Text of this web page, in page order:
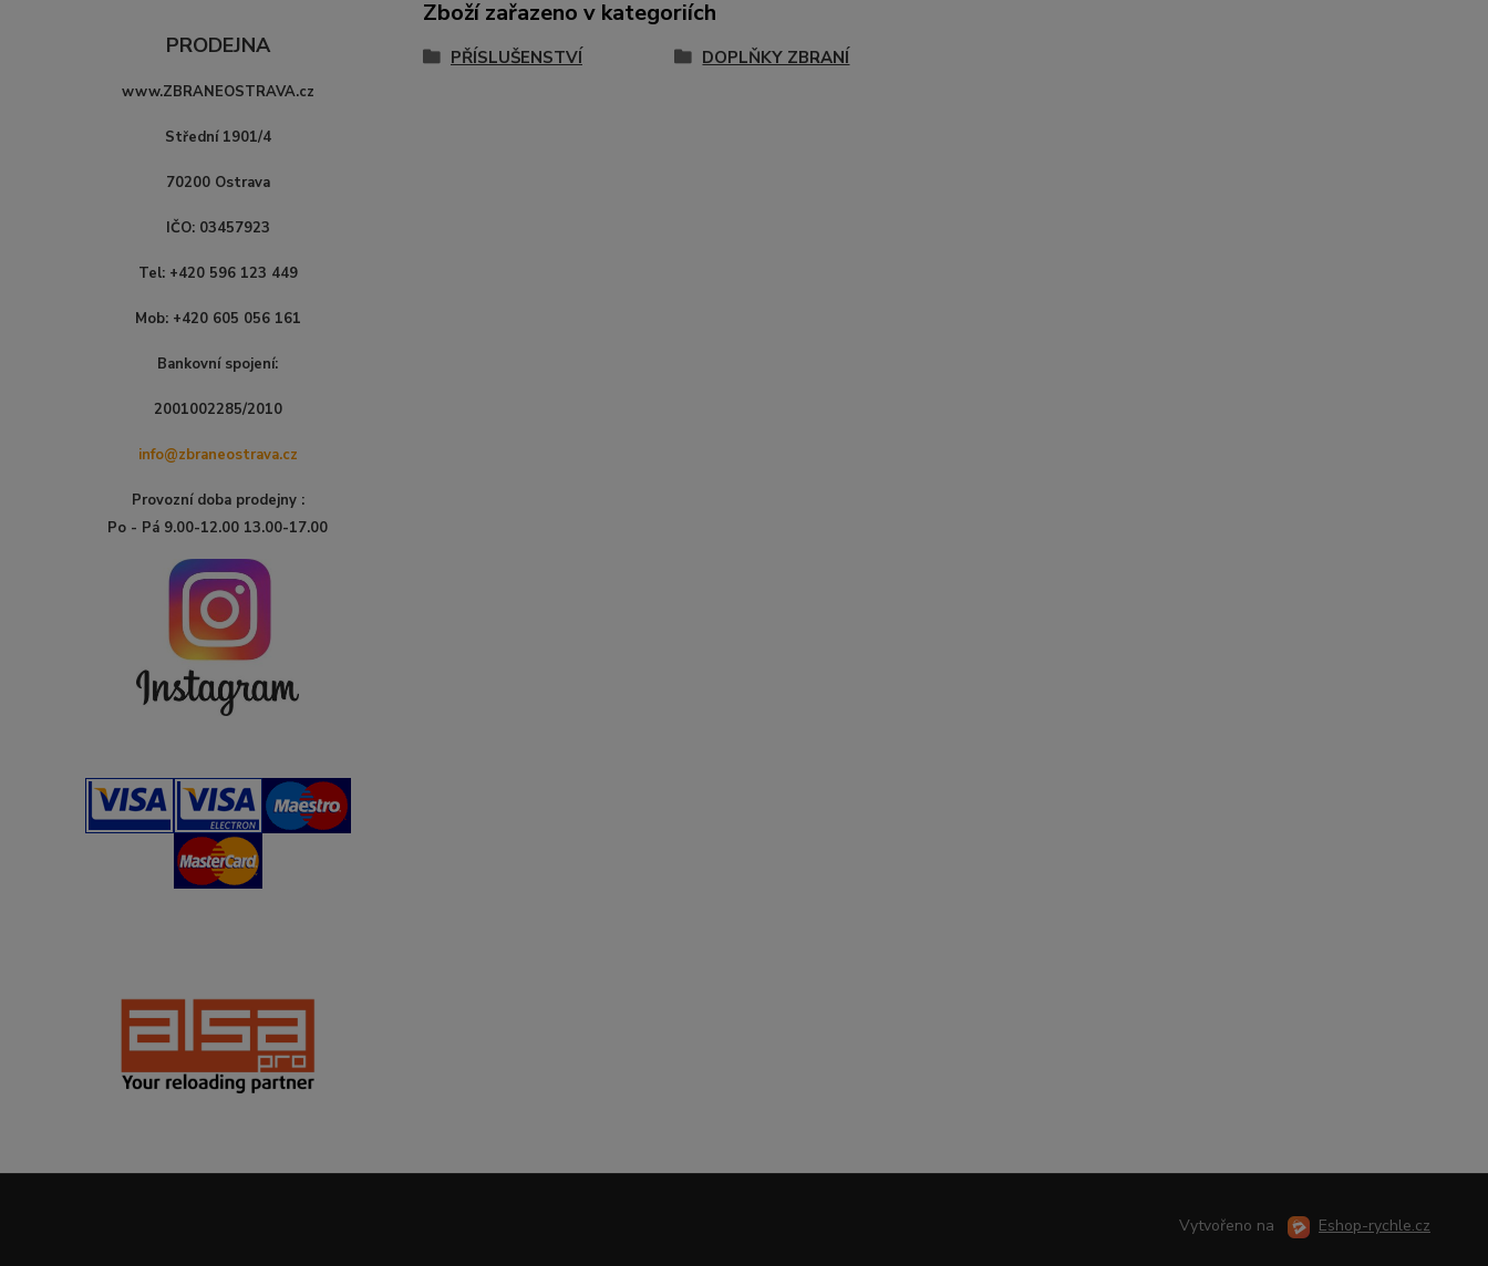
PRODEJNA
www.ZBRANEOSTRAVA.cz
Střední 1901/4
70200 Ostrava
IČO: 03457923
Tel: +420 596 123 449
Mob: +420 605 056 161
Bankovní spojení:
2001002285/2010
info@zbraneostrava.cz
Provozní doba prodejny :
Po - Pá 9.00-12.00 13.00-17.00
Zboží zařazeno v kategoriích
PŘÍSLUŠENSTVÍ DOPLŇKY ZBRANÍ
Vytvořeno na Eshop-rychle.cz